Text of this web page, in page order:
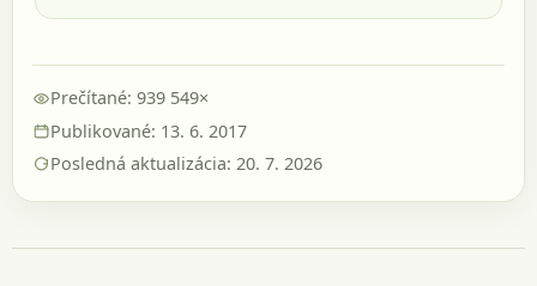
Prečítané: 939 549×
Publikované: 13. 6. 2017
Posledná aktualizácia: 20. 7. 2026